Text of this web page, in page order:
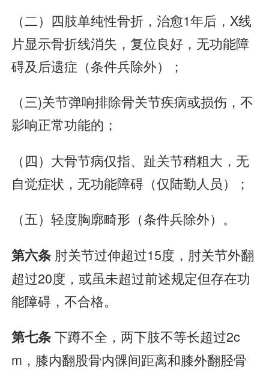
（二）四肢单纯性骨折，治愈1年后，X线
片显示骨折线消失，复位良好，无功能障
碍及后遗症（条件兵除外）；
（三)关节弹响排除骨关节疾病或损伤，不
影响正常功能的；
（四）大骨节病仅指、趾关节稍粗大，无
自觉症状，无功能障碍（仅陆勤人员）；
（五）轻度胸廓畸形（条件兵除外）。
第六条 肘关节过伸超过15度，肘关节外翻
超过20度，或虽未超过前述规定但存在功
能障碍，不合格。
第七条下蹲不全，两下肢不等长超过2c
m，膝内翻股骨内髁间距离和膝外翻胫骨